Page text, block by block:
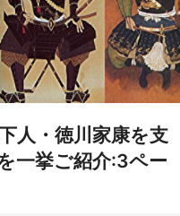
人・徳川家康を支
一挙ご紹介:3ペー